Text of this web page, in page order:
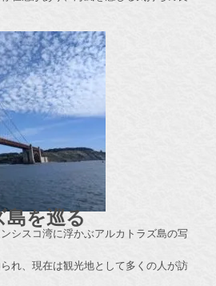
を巡る
シスコ湾に浮かぶアルカトラズ島の写
れ、現在は観光地として多くの人が訪